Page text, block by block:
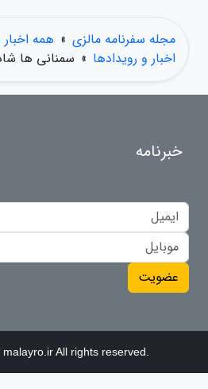
مجله سفرنامه مالزی » همه
اخبار و رویدادها » سمنانی ها
خبرنامه
عضویت
All rights reserved.